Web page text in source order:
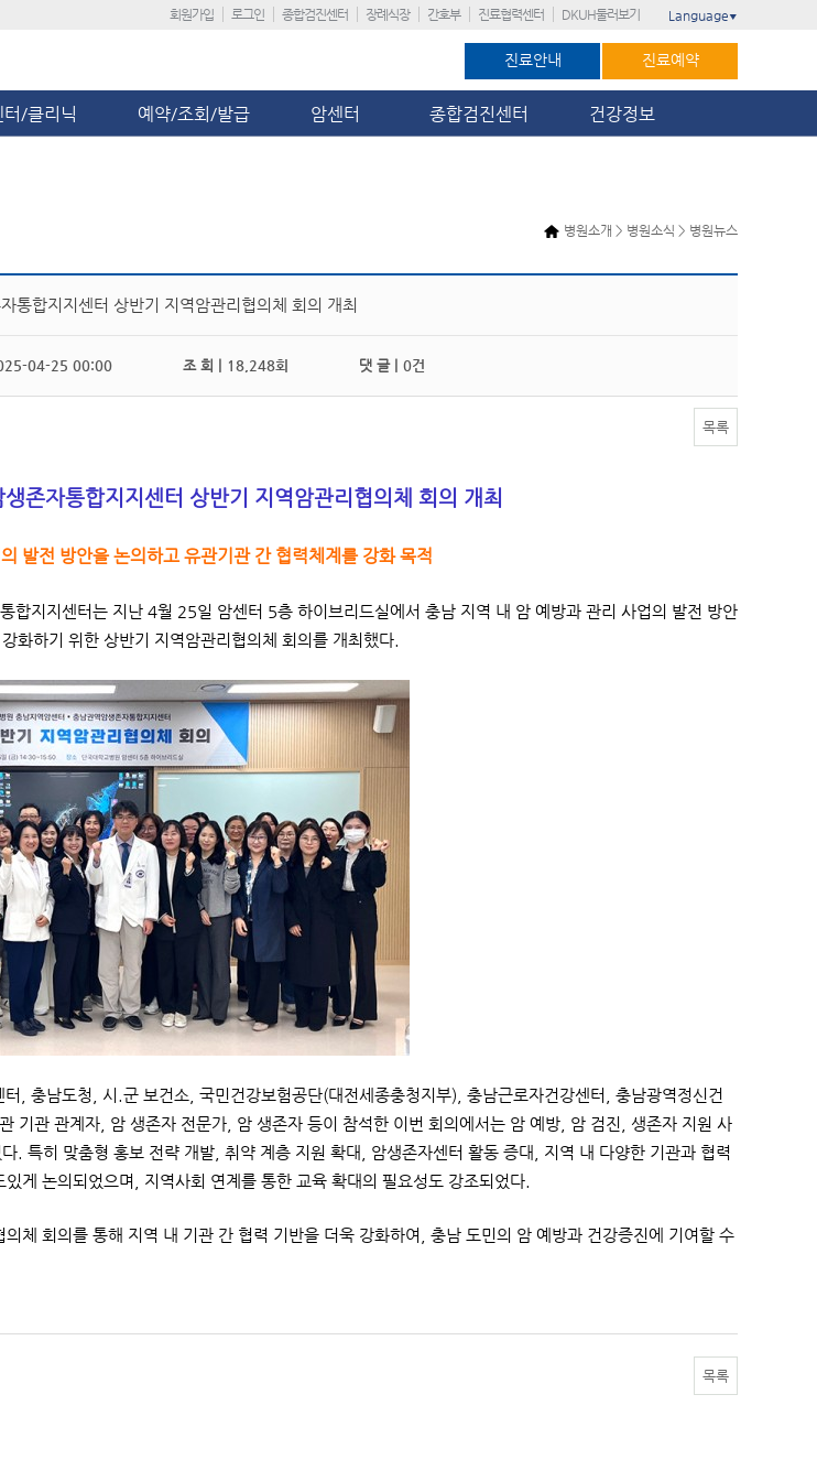
회원가입 로그인 종합검진센터 장례식장 간호부 진료협력센터 DKUH둘러보기 Language ▼
진료안내 진료예약
/클리닉 예약/조회/발급 암센터 종합검진센터 건강정보
병원소개 > 병원소식 > 병원뉴스
통합지지센터 상반기 지역암관리협의체 회의 개최
04-25 00:00 조 회 | 18,248회 댓 글 | 0건
목록
존자통합지지센터 상반기 지역암관리협의체 회의 개최
발전 방안을 논의하고 유관기관 간 협력체계를 강화 목적
합지지센터는 지난 4월 25일 암센터 5층 하이브리드실에서 충남 지역 내 암 예방과 관리 사업의 발전 방안
화하기 위한 상반기 지역암관리협의체 회의를 개최했다.
, 충남도청, 시.군 보건소, 국민건강보험공단(대전세종충청지부), 충남근로자건강센터, 충남광역정신건
기관 관계자, 암 생존자 전문가, 암 생존자 등이 참석한 이번 회의에서는 암 예방, 암 검진, 생존자 지원 사
. 특히 맞춤형 홍보 전략 개발, 취약 계층 지원 확대, 암생존자센터 활동 증대, 지역 내 다양한 기관과 협력
게 논의되었으며, 지역사회 연계를 통한 교육 확대의 필요성도 강조되었다.
체 회의를 통해 지역 내 기관 간 협력 기반을 더욱 강화하여, 충남 도민의 암 예방과 건강증진에 기여할 수
목록